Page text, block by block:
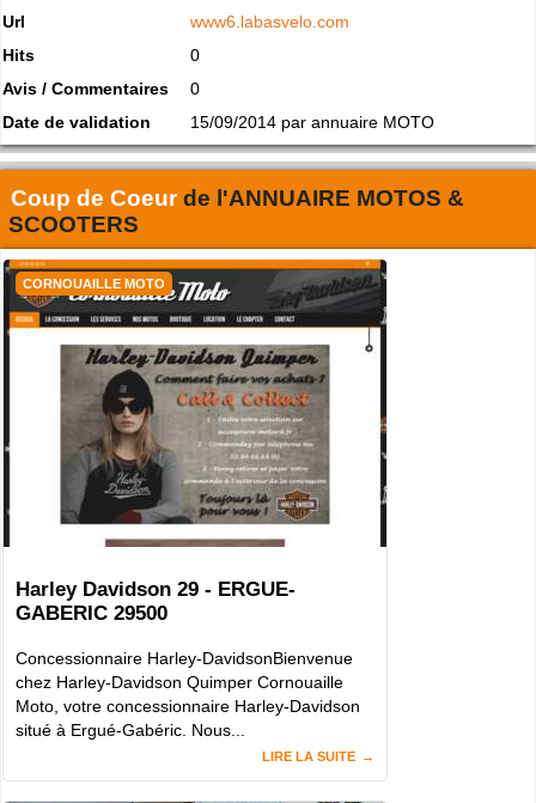
Url
www6.labasvelo.com
Hits
0
Avis / Commentaires
0
Date de validation
15/09/2014 par annuaire MOTO
Coup de Coeurde l'ANNUAIRE MOTOS &
SCOOTERS
CORNOUAILLE MOTO
Harley Davidson 29 - ERGUE-
GABERIC 29500
Concessionnaire Harley-DavidsonBienvenue
chez Harley-Davidson Quimper Cornouaille
Moto, votre concessionnaire Harley-Davidson
situé à Ergué-Gabéric. Nous...
LIRE LA SUITE